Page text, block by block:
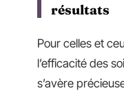
résultats
Pour celles et
l’efficacité des
s’avère